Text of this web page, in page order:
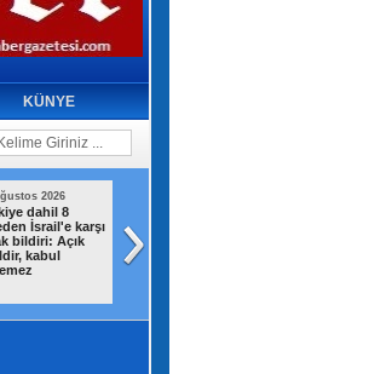
KÜNYE
2026
dahil 8
İsrail'e karşı
bildiri: Açık
kabul